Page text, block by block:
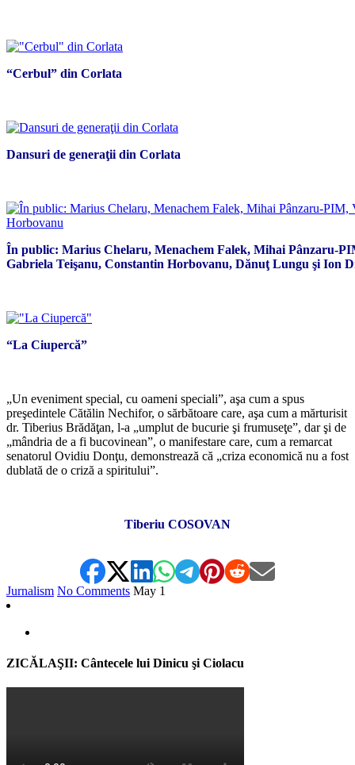
“Cerbul” din Corlata
Dansuri de generaţii din Corlata
În public: Marius Chelaru, Menachem Falek, Mihai Pânzaru-
Gabriela Teişanu, Constantin Horbovanu, Dănuţ Lungu şi Ion
“La Ciupercă”
„Un eveniment special, cu oameni speciali”, aşa cum a spus
preşedintele Cătălin Nechifor, o sărbătoare care, aşa cum a mărturisit
dr. Tiberius Brădăţan, l-a „umplut de bucurie şi frumuseţe”, dar şi de
„mândria de a fi bucovinean”, o manifestare care, cum a remarcat
senatorul Ovidiu Donţu, demonstrează că „criza economică nu a fost
dublată de o criză a spiritului”.
Tiberiu COSOVAN
Jurnalism No Comments May 1
ZICĂLAŞII: Cântecele lui Dinicu şi Ciolacu